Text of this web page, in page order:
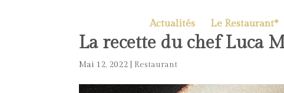
Actualités Le Restaurant*
La recette du chef Luca
Mai 12, 2022 Restaurant